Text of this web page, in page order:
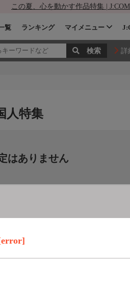
この夏、心を動かす作品特集 |
覧 ランキング マイメニュー
詳
人特集
はありません